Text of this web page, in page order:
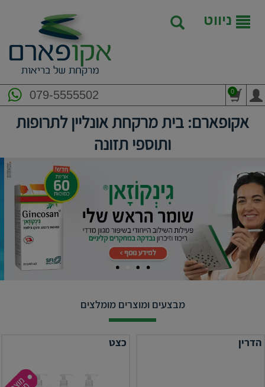
ניווט
079-5555502 0
אקופארם: בית מרקחת אונליין לתרופות
ותוספי תזונה
מבצעים ומוצרים מומלצים
הדרין כצט